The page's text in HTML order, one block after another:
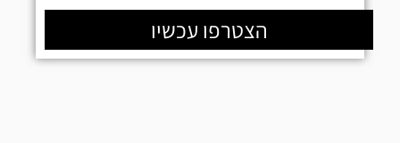
הצטרפו עכשיו